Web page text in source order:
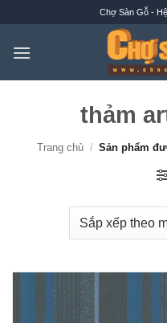
nội
Chợ Sàn Gỗ -
thảm
Trang chủ / Sản phẩm